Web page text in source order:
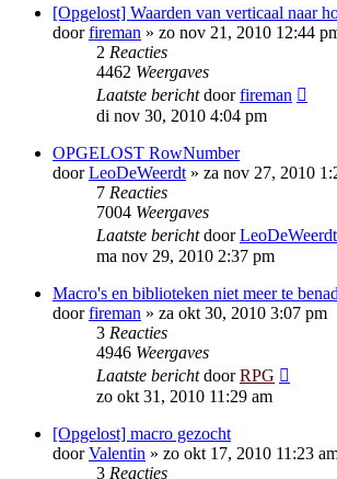
[Opgelost] Waarden van verticaal naar
doorfireman » zo nov 21, 2010 12:44
2 Reacties
4462 Weergaves
Laatste berichtdoorfireman
di nov 30, 2010 4:04 pm
OPGELOST RowNumber
doorLeoDeWeerdt » za nov 27, 2010
7 Reacties
7004 Weergaves
Laatste berichtdoorLeoDeWeerdt
ma nov 29, 2010 2:37 pm
Macro's en biblioteken niet meer te
doorfireman » za okt 30, 2010 3:07 pm
3 Reacties
4946 Weergaves
Laatste berichtdoorRPG
zo okt 31, 2010 11:29 am
[Opgelost] macro gezocht
doorValentin » zo okt 17, 2010 11:23
3 Reacties